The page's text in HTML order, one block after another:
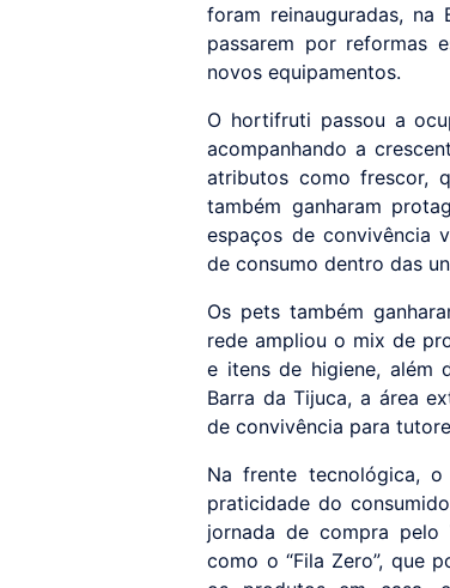
foram reinauguradas, na
passarem por reformas
novos equipamentos.
O hortifruti passou a
acompanhando a
atributos como frescor,
também ganharam
espaços de convivência
de consumo dentro das
Os pets também
rede ampliou o mix de
e itens de higiene, além
Barra da Tijuca, a área
de convivência para
Na frente tecnológica, o
praticidade do
jornada de compra pelo
como o “Fila Zero”, que